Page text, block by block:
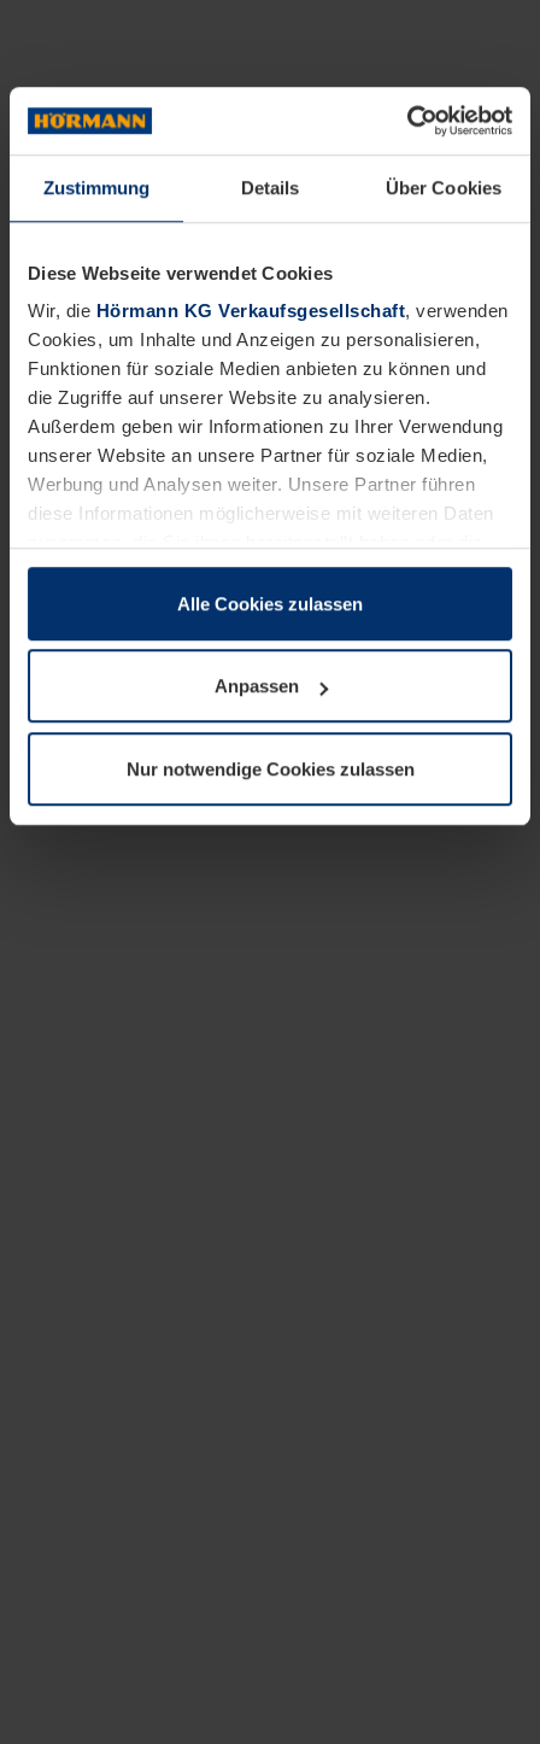
Zustimmung Details Über Cookies
Diese Webseite verwendet Cookies
Wir, die Hörmann KG Verkaufsgesellschaft, verwenden
Cookies, um Inhalte und Anzeigen zu personalisieren,
Funktionen für soziale Medien anbieten zu können und
die Zugriffe auf unserer Website zu analysieren.
Außerdem geben wir Informationen zu Ihrer Verwendung
unserer Website an unsere Partner für soziale Medien,
Werbung und Analysen weiter. Unsere Partner führen
diese Informationen möglicherweise mit weiteren Daten
sie im Rahmen Ihrer Nutzung der Dienste gesammelt
wenn diese für den Betrieb dieser Seite unbedingt
notwendig sind. Für alle anderen Cookie-Typen benötigen
wir Ihre Erlaubnis. Ihre Einwilligung können Sie jederzeit
Datenschutzerklärungunserer Website ändern oder
widerrufen.
Alle Cookies zulassen
Anpassen
Nur notwendige Cookies zulassen